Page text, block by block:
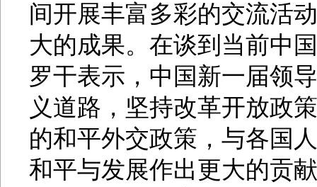
间开展丰富多彩的交流活
大的成果。在谈到当前中
罗干表示，中国新一届领
义道路，坚持改革开放政
的和平外交政策，与各国
和平与发展作出更大的贡